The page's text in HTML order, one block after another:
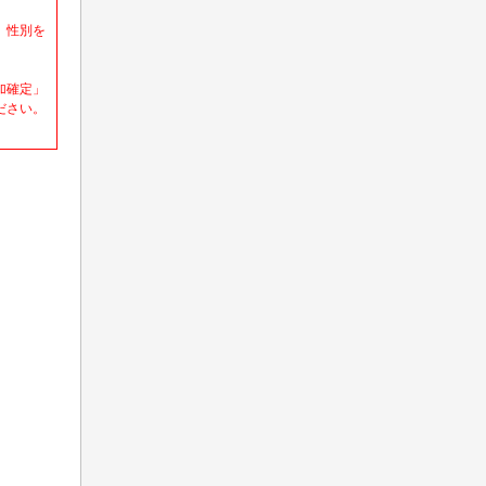
性別を
定」
い。